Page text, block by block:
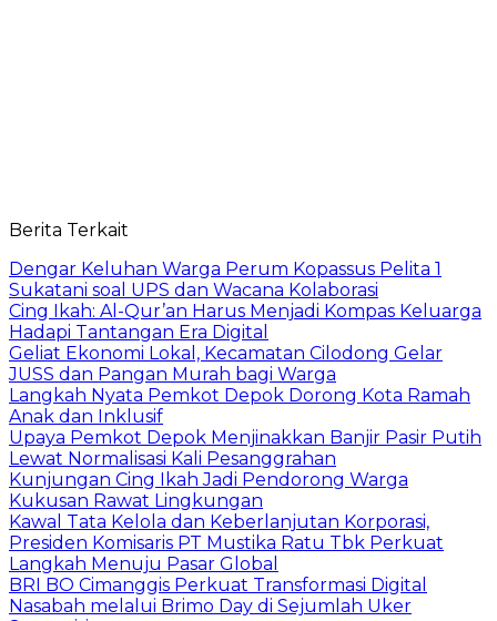
Berita Terkait
Dengar Keluhan Warga Perum Kopassus Pelita 1
Sukatani soal UPS dan Wacana Kolaborasi
Cing Ikah: Al-Qur’an Harus Menjadi Kompas Keluarga
Hadapi Tantangan Era Digital
Geliat Ekonomi Lokal, Kecamatan Cilodong Gelar
JUSS dan Pangan Murah bagi Warga
Langkah Nyata Pemkot Depok Dorong Kota Ramah
Anak dan Inklusif
Upaya Pemkot Depok Menjinakkan Banjir Pasir Putih
Lewat Normalisasi Kali Pesanggrahan
Kunjungan Cing Ikah Jadi Pendorong Warga
Kukusan Rawat Lingkungan
Kawal Tata Kelola dan Keberlanjutan Korporasi,
Presiden Komisaris PT Mustika Ratu Tbk Perkuat
Langkah Menuju Pasar Global
BRI BO Cimanggis Perkuat Transformasi Digital
Nasabah melalui Brimo Day di Sejumlah Uker